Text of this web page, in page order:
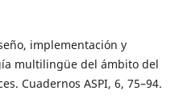
implementación y
multilingüe del ámbito del
Cuadernos ASPI, 6, 75–94.